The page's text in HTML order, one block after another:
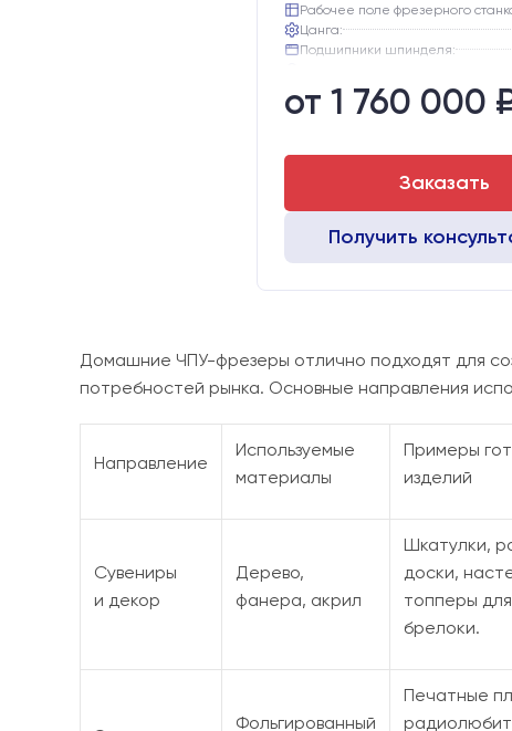
Рабочее поле фрезерного
Цанга:
Подшипники шпинделя:
Стол:
Двигатели:
от 1 760 000
Заказать
Получить
Домашние ЧПУ-фрезеры отлично подходят для
потребностей рынка. Основные направления
Направление
Используемые
материалы
Примеры
изделий
Сувениры
и декор
Дерево,
фанера, акрил
Шкатулки,
доски,
топперы
брелоки.
Фольгированный
Печатные